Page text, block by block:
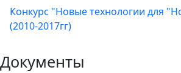
Конкурс "Новые технологии для
(2010-2017гг)
Документы